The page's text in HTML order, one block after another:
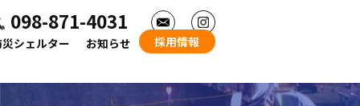
098-871-4031
シェルター お知らせ 採用情報